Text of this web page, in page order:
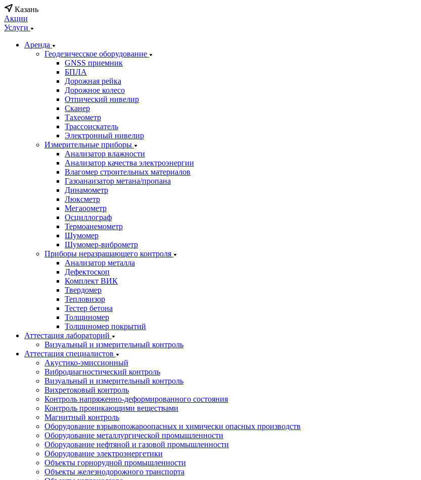
Казань
Акции
Услуги
Аренда
Геодезичесское оборудование
GNSS приемник
БПЛА
Дорожная рейка
Дорожное колесо
Отпический нивелир
Сканер
Тахеометр
Трассоискатель
Электронный нивелир
Измерительные приборы
Анализатор влажности
Анализатор качества электроэнергии
Влагомер строительных материалов
Газоанаизатор метана/пропана
Динамометр
Люксметр
Мегаоометр
Осциллограф
Термоанемометр
Шумомер
Шумомер-виброметр
Приборы неразрашающего контроля
Анализатор металла
Дефектоскоп
Комплект ВИК
Твердомер
Тепловизор
Тестер бетона
Толщиномер
Толщиномер покрытий
Аттестация лабораторий
Визуальный и измерительный контроль
Аттестация специалистов
Акустико-эмиссионный
Вибродиагностический контроль
Визуальный и измерительный контроль
Вихретоковый контроль
Контроль напряженно-деформированного состояния
Контроль проникающими веществами
Магнитный контроль
Оборудование взрывопожароопасных и химически опасных производств
Оборудование металлургической промышленности
Оборудование нефтяной и газовой промышленности
Оборудование электроэнергетики
Объекты горнорудной промышленности
Объекты железнодорожного транспорта